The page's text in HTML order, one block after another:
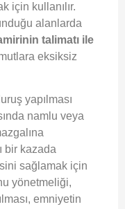
için kullanılır.
alanlarda
talimatı ile
eksiksiz
yapılması
namlu veya
bir kazada
sağlamak için
yönetmeliği,
emniyetin